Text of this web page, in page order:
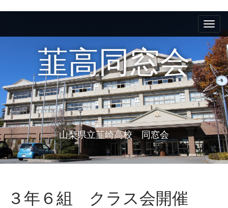
e
n
u
i
c
n
t
e
n
t
韮高同窓会
山梨県立韮崎高校 同窓会
３年６組 クラス会開催